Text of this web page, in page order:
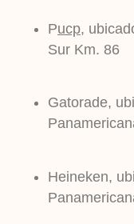
Pucp,
Sur Km. 86
Gatorade,
Heineken,